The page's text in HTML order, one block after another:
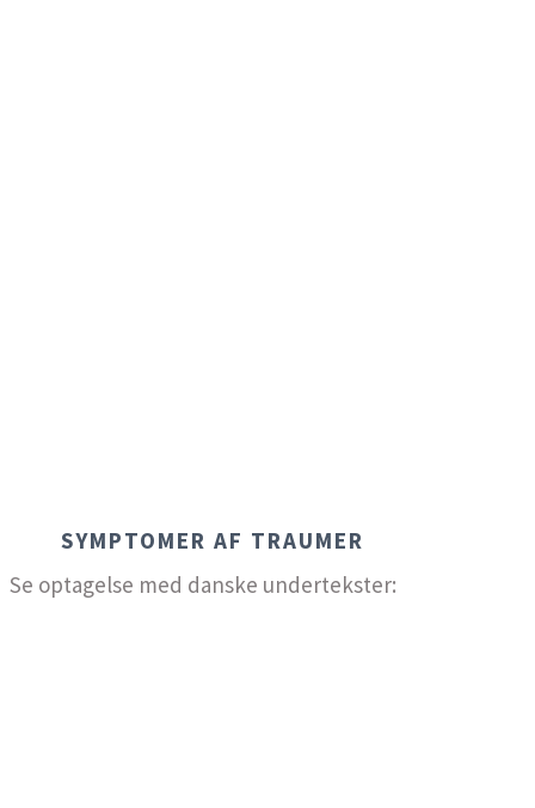
SYMPTOMER AF TRAUMER
Se optagelse med danske undertekster: